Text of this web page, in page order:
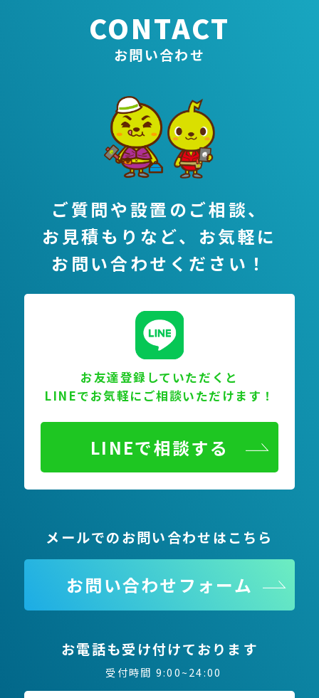
CONTACT
お問い合わせ
ご質問や設置のご相談、
お見積もりなど、 お気軽に
お問い合わせください！
お友達登録していただくと
LINEでお気軽にご相談いただけます！
LINEで相談する
メールでのお問い合わせはこちら
お問い合わせフォーム
お電話も受け付けております
受付時間 9:00~24:00